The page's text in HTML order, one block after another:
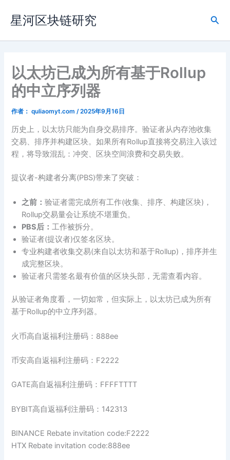
容
星河区块链研究
搜
以太坊已成为所有基于Rollup
的中立序列器
作者： quliaomyt.com /2025年9月16日
历史上，以太坊只能为自身交易排序。验证者从内存池收集
交易、排序并构建区块。如果所有Rollup直接将交易注入该过
程，将导致混乱：冲突、区块空间浪费和交易失败。
提议者-构建者分离(PBS)带来了突破：
之前：验证者需完成所有工作(收集、排序、构建区块)，
Rollup交易量会让系统不堪重负。
PBS后： 工作被拆分。
验证者(提议者)仅签名区块。
专业构建者收集交易(来自以太坊和基于Rollup)，排序并生
成完整区块。
验证者只需签名最有价值的区块头部，无需查看内容。
从验证者角度看，一切如常，但实际上，以太坊已成为所有
基于Rollup的中立序列器。
火币高自返福利注册码：888ee
币安高自返福利注册码：F2222
GATE高自返福利注册码：FFFFTTTT
BYBIT高自返福利注册码：142313
BINANCE Rebate invitation code:F2222
HTX Rebate invitation code:888ee